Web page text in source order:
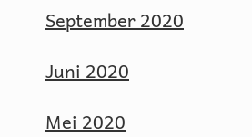
September 2020
Juni 2020
Mei 2020